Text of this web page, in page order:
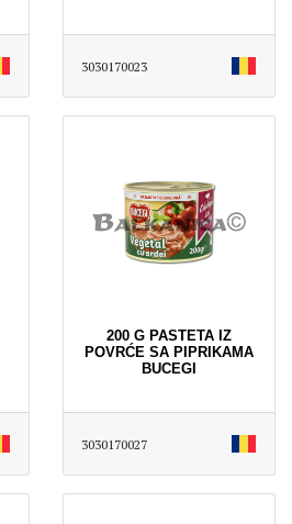
3030170023
200 G PASTETA IZ
POVRĆE SA PIPRIKAMA
BUCEGI
3030170027